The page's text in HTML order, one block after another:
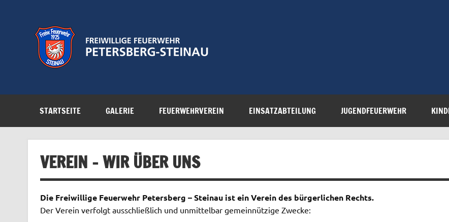
STARTSEITE GALERIE FEUERWEHRVEREIN EINSATZABTEILUNG JUGENDFEUERWEHR
VEREIN – WIR ÜBER UNS
Die Freiwillige Feuerwehr Petersberg – Steinau ist ein Verein des bürgerlichen Rechts.
Der Verein verfolgt ausschließlich und unmittelbar gemeinnützige Zwecke: